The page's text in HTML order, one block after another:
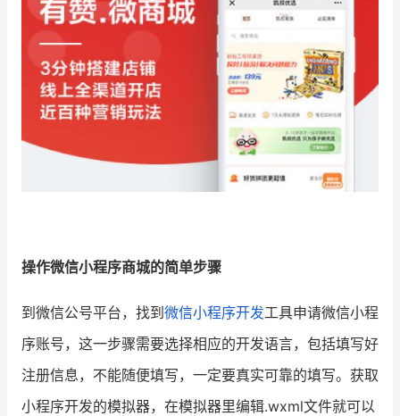
商家社区 社群交流
合作共进
入驻有赞 认证代理商
认证服务商 设计服务商
数据通服务
操作微信小程序商城的简单步骤
到微信公号平台，找到 微信小程序开发工具申请微信小程
序账号，这一步骤需要选择相应的开发语言，包括填写好
注册信息，不能随便填写，一定要真实可靠的填写。获取
小程序开发的模拟器，在模拟器里编辑.wxml文件就可以